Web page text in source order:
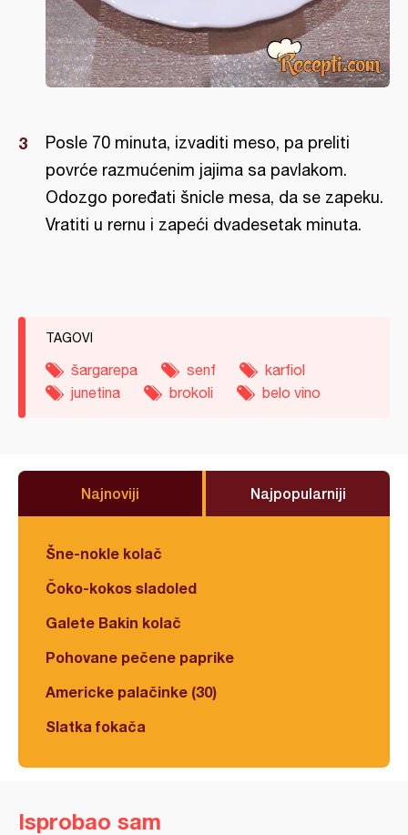
Posle 70 minuta, izvaditi meso, pa preliti
povrće razmućenim jajima sa pavlakom.
Odozgo poređati šnicle mesa, da se zapeku.
Vratiti u rernu i zapeći dvadesetak minuta.
TAGOVI
šargarepa senf
karfiol
junetina
brokoli belo vino
Najnoviji Najpopularniji
Šne-nokle kolač
Čoko-kokos sladoled
Galete Bakin kolač
Pohovane pečene paprike
Americke palačinke (30)
Slatka fokača
Isprobao sam